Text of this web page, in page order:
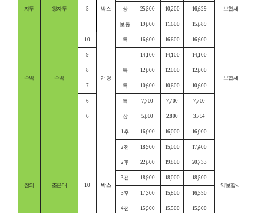
자두 왕자두 5 박스 보합세
상 25,500 10,200 16,629
보통 19,000 11,600 15,689
수박 수박
10
개당
특 16,600 16,600 16,600
보합세
9 14,100 14,100 14,100
8 특 12,000 12,000 12,000
7 특 10,600 10,600 10,600
6 특 7,700 7,700 7,700
6 상 5,000 2,800 3,754
참외 조은대 10 박스
1후 16,000 16,000 16,000
약보합세
2전 18,900 15,000 17,400
2후 22,600 19,800 20,733
3전 18,900 18,000 18,500
3후 17,300 15,800 16,550
4전 15,500 15,500 15,500